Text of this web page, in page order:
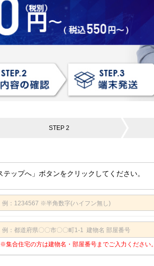
STEP 2
ップへ」ボタンをクリックしてください。
※集合住宅の方は建物名・部屋番号までご入力ください。